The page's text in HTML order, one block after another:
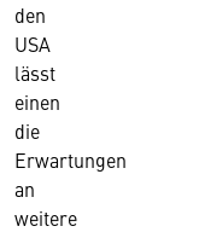
den
USA
lässt
einen
die
Erwartungen
an
weitere